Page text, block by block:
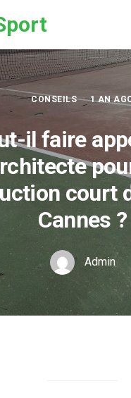
CONSEILS 1 AN
il faire
court
Cannes ?
Admin